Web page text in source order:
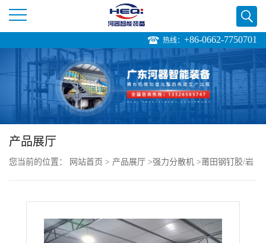
司
首
页
公
热线： +86-0662-7750701
产品展厅
您当前的位置： 网站首页 > 产品展厅 >强力分散机 >莆田钢钉胶/岩